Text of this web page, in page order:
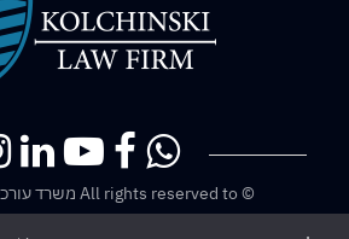
© All rights reserved to משרד עורכי דין קולצינסקי